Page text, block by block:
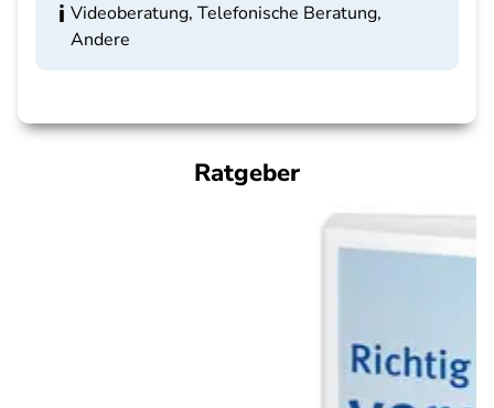
Videoberatung, Telefonische Beratung,
Andere
Ratgeber